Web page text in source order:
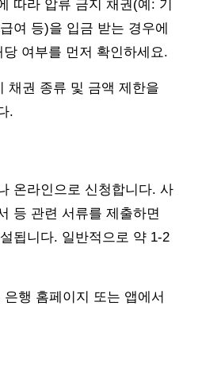
따라 압류 금지 채권(예: 기
여 등)을 입금 받는 경우에
여부를 먼저 확인하세요.
채권 종류 및 금액 제한을
.
온라인으로 신청합니다. 사
등 관련 서류를 제출하면
됩니다. 일반적으로 약 1-2
은행 홈페이지 또는 앱에서